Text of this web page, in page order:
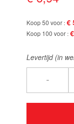
Koop 50 voor €
Koop 100 voor
Levertijd (in
-